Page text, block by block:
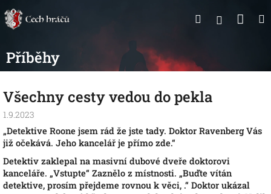
na
obsah
Hledat
Příběhy
Všechny cesty vedou do pekla
1.9.2023
„Detektive Roone jsem rád že jste tady. Doktor Ravenberg Vás
již očekává. Jeho kancelář je přímo zde.“
Detektiv zaklepal na masivní dubové dveře doktorovi
kanceláře. „Vstupte“ Zaznělo z místnosti. „Buďte vítán
detektive, prosím přejdeme rovnou k věci, .“ Doktor ukázal